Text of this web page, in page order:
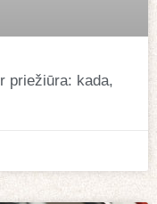
priežiūra: kada,